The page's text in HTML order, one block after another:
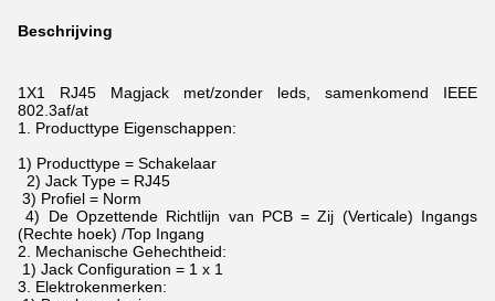
Beschrijving
1X1 RJ45 Magjack met/zonder leds, samenkomend IEEE
802.3af/at
1. Producttype Eigenschappen:
1) Producttype = Schakelaar
2) Jack Type = RJ45
3) Profiel = Norm
4) De Opzettende Richtlijn van PCB = Zij (Verticale) Ingangs
(Rechte hoek) /Top Ingang
2. Mechanische Gehechtheid:
1) Jack Configuration = 1 x 1
3. Elektrokenmerken: